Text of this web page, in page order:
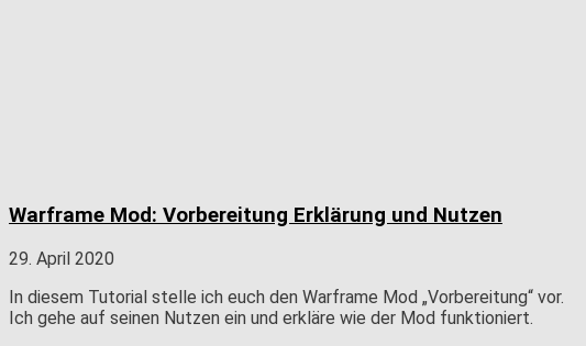
Warframe Mod: Vorbereitung Erklärung und Nutzen
29. April 2020
In diesem Tutorial stelle ich euch den Warframe Mod „Vorbereitung“ vor.
Ich gehe auf seinen Nutzen ein und erkläre wie der Mod funktioniert.